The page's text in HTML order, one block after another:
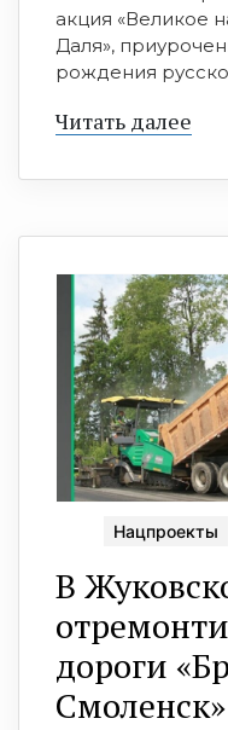
акция «Великое
Даля»,
рождения
Читать далее
Нацпроекты
В
дороги
Смоленск»